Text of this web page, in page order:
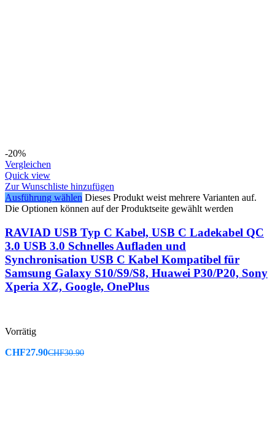
-20%
Vergleichen
Quick view
Zur Wunschliste hinzufügen
Ausführung wählen Dieses Produkt weist mehrere Varianten auf.
Die Optionen können auf der Produktseite gewählt werden
RAVIAD USB Typ C Kabel, USB C Ladekabel QC
3.0 USB 3.0 Schnelles Aufladen und
Synchronisation USB C Kabel Kompatibel für
Samsung Galaxy S10/S9/S8, Huawei P30/P20, Sony
Xperia XZ, Google, OnePlus
Vorrätig
CHF27.90CHF30.90